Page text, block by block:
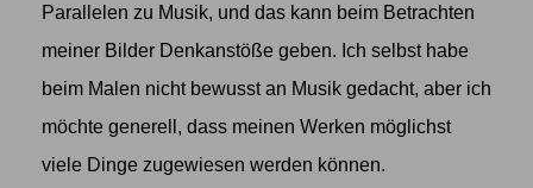
Parallelen zu Musik, und das kann beim Betrachten
meiner Bilder Denkanstöße geben. Ich selbst habe
beim Malen nicht bewusst an Musik gedacht, aber ich
möchte generell, dass meinen Werken möglichst
viele Dinge zugewiesen werden können.